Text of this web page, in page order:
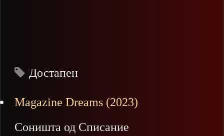
Достапен
Magazine Dreams (2023)
Соништа од Списание